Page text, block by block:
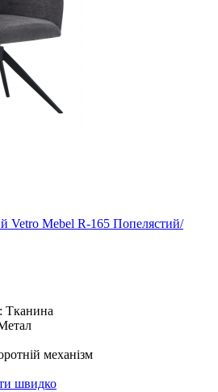
Vetro Mebel R-165 Попелястий/
Тканина
механізм
швидко